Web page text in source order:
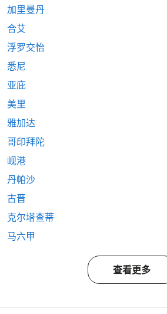
加里曼丹
合艾
浮罗交怡
悉尼
亚庇
美里
雅加达
哥印拜陀
岘港
丹帕沙
古晋
克尔塔查蒂
马六甲
查看更多